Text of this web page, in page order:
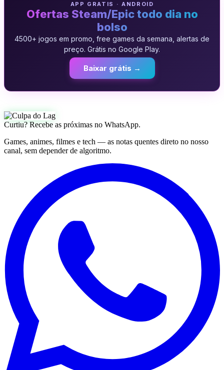
APP GRATIS · ANDROID
Ofertas Steam/Epic todo dia no
bolso
4500+ jogos em promo, free games da semana, alertas de
preço. Grátis no Google Play.
Baixar grátis →
Curtiu? Recebe as próximas no WhatsApp.
Games, animes, filmes e tech — as notas quentes direto no nosso
canal, sem depender de algoritmo.